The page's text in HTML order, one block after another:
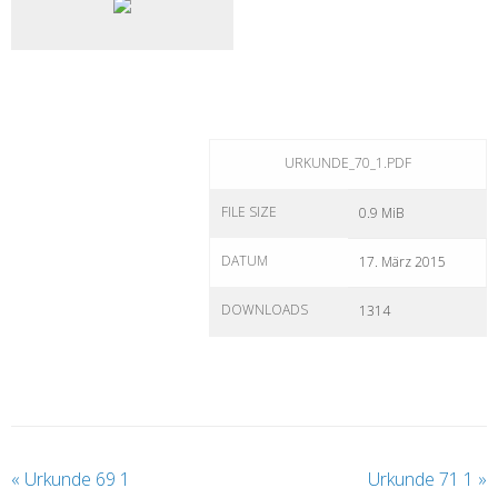
URKUNDE_70_1.PDF
FILE SIZE 0.9 MiB
DATUM 17. März 2015
DOWNLOADS 1314
« Urkunde 69 1 Urkunde 71 1 »